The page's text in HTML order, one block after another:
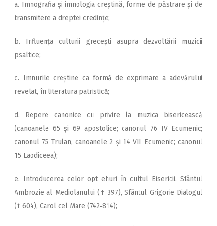
a. Imnografia și imnologia creștină, forme de păstrare și de
transmitere a dreptei credințe;
b. Influența culturii grecești asupra dezvoltării muzicii
psaltice;
c. Imnurile creștine ca formă de exprimare a adevărului
revelat, în literatura patristică;
d. Repere canonice cu privire la muzica bisericească
(canoanele 65 și 69 apostolice; canonul 76 IV Ecumenic;
canonul 75 Trulan, canoanele 2 și 14 VII Ecumenic; canonul
15 Laodiceea);
e. Introducerea celor opt ehuri în cultul Bisericii. Sfântul
Ambrozie al Mediolanului († 397), Sfântul Grigorie Dialogul
(† 604), Carol cel Mare (742‑814);